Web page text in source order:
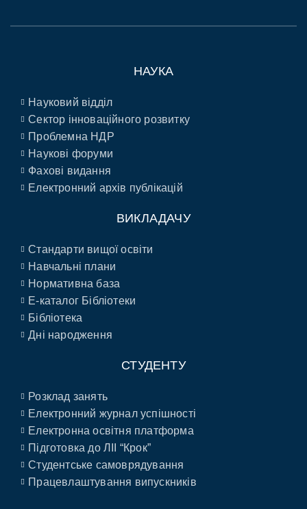
НАУКА
Науковий відділ
Сектор інноваційного розвитку
Проблемна НДР
Наукові форуми
Фахові видання
Електронний архів публікацій
ВИКЛАДАЧУ
Стандарти вищої освіти
Навчальні плани
Нормативна база
E-каталог Бібліотеки
Бібліотека
Дні народження
СТУДЕНТУ
Розклад занять
Електронний журнал успішності
Електронна освітня платформа
Підготовка до ЛІІ “Крок”
Студентське самоврядування
Працевлаштування випускників